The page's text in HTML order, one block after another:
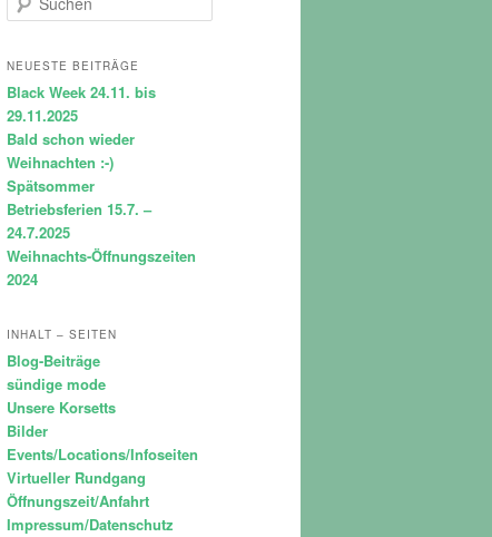
u
h
n
NEUESTE BEITRÄGE
Black Week 24.11. bis
29.11.2025
Bald schon wieder
Weihnachten :-)
Spätsommer
Betriebsferien 15.7. –
24.7.2025
Weihnachts-Öffnungszeiten
2024
INHALT – SEITEN
Blog-Beiträge
sündige mode
Unsere Korsetts
Bilder
Events/Locations/Infoseiten
Virtueller Rundgang
Öffnungszeit/Anfahrt
Impressum/Datenschutz